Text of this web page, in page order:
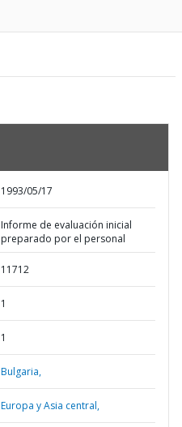
1993/05/17
Informe de evaluación inicial
preparado por el personal
11712
1
1
Bulgaria,
Europa y Asia central,